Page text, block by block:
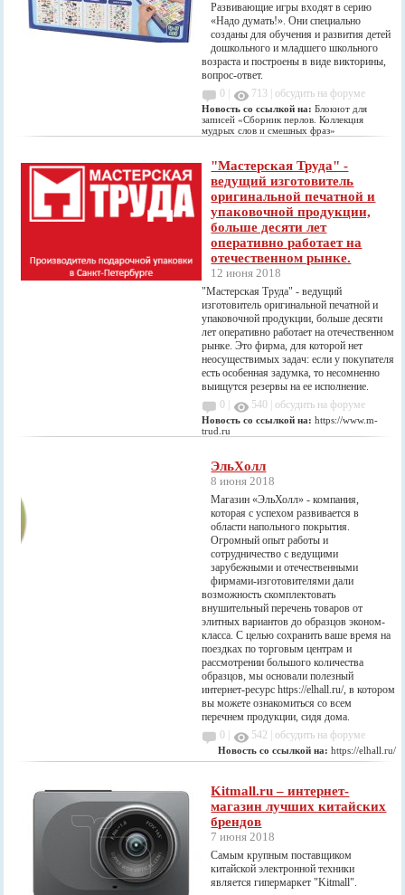
Развивающие игры входят в серию
«Надо думать!». Они специально
созданы для обучения и развития детей
дошкольного и младшего школьного
возраста и построены в виде викторины,
вопрос-ответ.
0 |
713 |обсудить на форуме
Новость со ссылкой на:Блокнот для
записей «Сборник перлов. Коллекция
мудрых слов и смешных фраз»
"Мастерская Труда" -
ведущий изготовитель
оригинальной печатной и
упаковочной продукции,
больше десяти лет
оперативно работает на
отечественном рынке.
12 июня 2018
"Мастерская Труда" - ведущий
изготовитель оригинальной печатной и
упаковочной продукции, больше десяти
лет оперативно работает на отечественном
рынке. Это фирма, для которой нет
неосуществимых задач: если у покупателя
есть особенная задумка, то несомненно
выищутся резервы на ее исполнение.
0 |
540 |обсудить на форуме
Новость со ссылкой на:https://www.m-
trud.ru
ЭльХолл
8 июня 2018
Магазин «ЭльХолл» - компания,
которая с успехом развивается в
области напольного покрытия.
Огромный опыт работы и
сотрудничество с ведущими
зарубежными и отечественными
фирмами-изготовителями дали
возможность скомплектовать
внушительный перечень товаров от
элитных вариантов до образцов эконом-
класса. С целью сохранить ваше время на
поездках по торговым центрам и
рассмотрении большого количества
образцов, мы основали полезный
интернет-ресурс https://elhall.ru/, в котором
вы можете ознакомиться со всем
перечнем продукции, сидя дома.
0 |
542 |обсудить на форуме
Новость со ссылкой на:https://elhall.ru/
Kitmall.ru – интернет-
магазин лучших китайских
брендов
7 июня 2018
Самым крупным поставщиком
китайской электронной техники
является гипермаркет "Kitmall".